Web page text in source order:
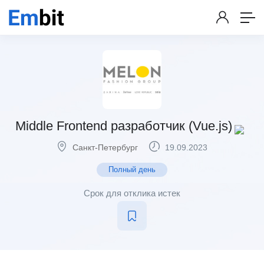
Middle Frontend разработчик (Vue.js)
Санкт-Петербург 19.09.2023
Полный день
Срок для отклика истек